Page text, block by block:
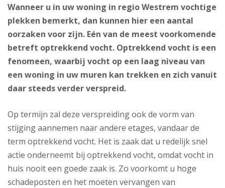
Wanneer u in uw woning in regio Westrem vochtige
plekken bemerkt, dan kunnen hier een aantal
oorzaken voor zijn. Eén van de meest voorkomende
betreft optrekkend vocht. Optrekkend vocht is een
fenomeen, waarbij vocht op een laag niveau van
een woning in uw muren kan trekken en zich vanuit
daar steeds verder verspreid.
Op termijn zal deze verspreiding ook de vorm van
stijging aannemen naar andere etages, vandaar de
term optrekkend vocht. Het is zaak dat u redelijk snel
actie onderneemt bij optrekkend vocht, omdat vocht in
huis nooit een goede zaak is. Zo voorkomt u hoge
schadeposten en het moeten vervangen van